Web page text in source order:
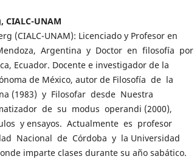
CIALC-UNAM
(CIALC-UNAM): Licenciado y Profesor en
Argentina y Doctor en filosofía por
Ecuador. Docente e investigador de la
de México, autor de Filosofía de la
(1983) y Filosofar desde Nuestra
de su modus operandi (2000),
y ensayos. Actualmente es profesor
Nacional de Córdoba y la Universidad
imparte clases durante su año sabático.